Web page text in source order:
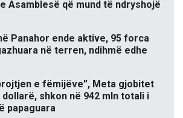
Asamblesë që mund të ndryshojë
Panahor ende aktive, 95 forca
në terren, ndihmë edhe
e fëmijëve”, Meta gjobitet
shkon në 942 mln totali i
papaguara